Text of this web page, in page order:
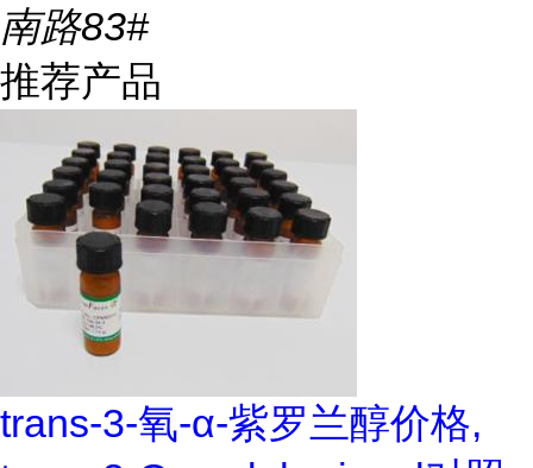
南路83#
推荐产品
trans-3-氧-α-紫罗兰醇价格,